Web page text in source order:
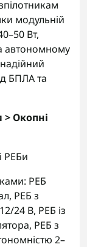
модульній
Вт,
автономному
БПЛА та
> Окопні
РЕБи
РЕБ
, РЕБ з
24 В, РЕБ із
, РЕБ з
2–